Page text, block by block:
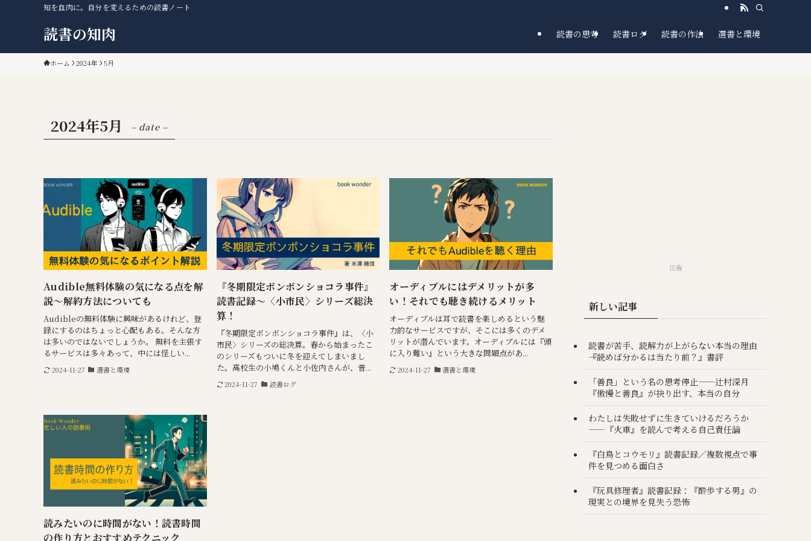
知を血肉に。自分を変えるための読書ノート
読書の知肉 読書の思考 読書ログ 読書の作法 選書と環境
ホーム 2024年 5月
2024年5月 – date –
Audible無料体験の気になる点を解
説～解約方法についても
Audibleの無料体験に興味があるけれど、登
録にするのはちょっと心配もある。そんな方
は多いのではないでしょうか。 無料を主張す
るサービスは多々あって、中には怪しい...
2024-11-27 選書と環境
『冬期限定ボンボンショコラ事件』
読書記録～〈小市民〉シリーズ総決
算！
『冬期限定ボンボンショコラ事件』は、〈小
市民〉シリーズの総決算。春から始まったこ
のシリーズもついに冬を迎えてしまいまし
た。高校生の小鳩くんと小佐内さんが、普...
2024-11-27 読書ログ
オーディブルにはデメリットが多
い！それでも聴き続けるメリット
オーディブルは耳で読書を楽しめるという魅
力的なサービスですが、そこには多くのデメ
リットが潜んでいます。オーディブルには『頭
に入り難い』という大きな問題点があ...
2024-11-27 選書と環境
読みたいのに時間がない！読書時間
の作り方とおすすめテクニック
広告
新しい記事
読書が苦手、読解力が上がらない本当の理由
――『読めば分かるは当たり前？』書評
「善良」という名の思考停止——辻村深月
『傲慢と善良』が抉り出す、本当の自分
わたしは失敗せずに生きていけるだろうか
——『火車』を読んで考える自己責任論
『白鳥とコウモリ』読書記録／複数視点で事
件を見つめる面白さ
『玩具修理者』読書記録：『酔歩する男』の
現実との境界を見失う恐怖